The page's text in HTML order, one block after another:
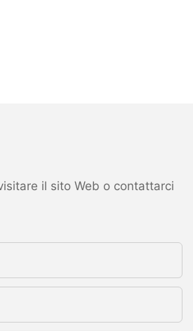
il sito Web o contattarci